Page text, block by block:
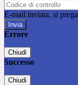
E-mail inviata, si
Errore
Chiudi
Successo
Chiudi